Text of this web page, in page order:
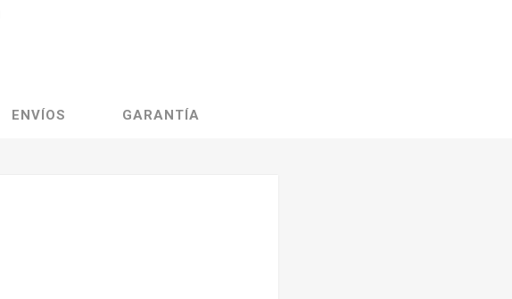
ENVÍOS GARANTÍA